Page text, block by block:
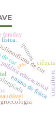
educacional
cor de cor
quítons
física.
cts.
ensino de física
faraday
ciência
circuito rc